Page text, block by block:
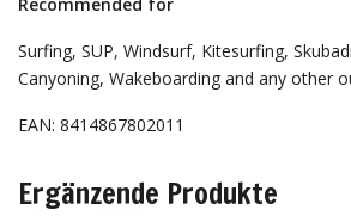
Recommended for
Surfing, SUP, Windsurf, Kitesurfing,
Canyoning, Wakeboarding and any other
EAN: 8414867802011
Ergänzende Produkte